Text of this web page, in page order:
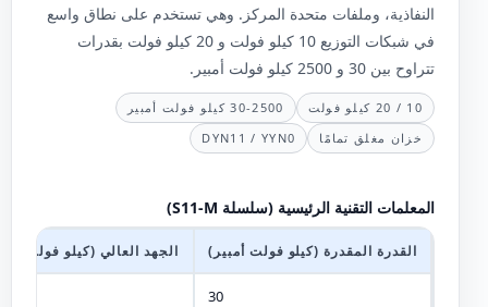
النفاذية، وملفات متحدة المركز. وهي تستخدم على نطاق واسع
في شبكات التوزيع 10 كيلو فولت و 20 كيلو فولت بقدرات
تتراوح بين 30 و 2500 كيلو فولت أمبير.
10 / 20 كيلو فولت
30-2500 كيلو فولت أمبير
خزان مغلق تمامًا
DYN11 / YYN0
المعلمات التقنية الرئيسية (سلسلة S11-M)
القدرة المقدرة (كيلو فولت أمبير) الجهد العالي (كيلو فولت)
30